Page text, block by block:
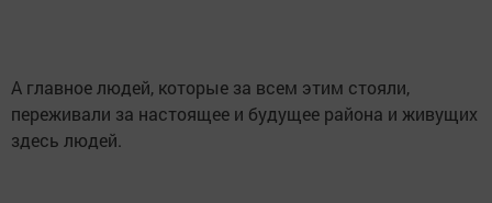
А главное людей, которые за всем этим стояли,
переживали за настоящее и будущее района и живущих
здесь людей.